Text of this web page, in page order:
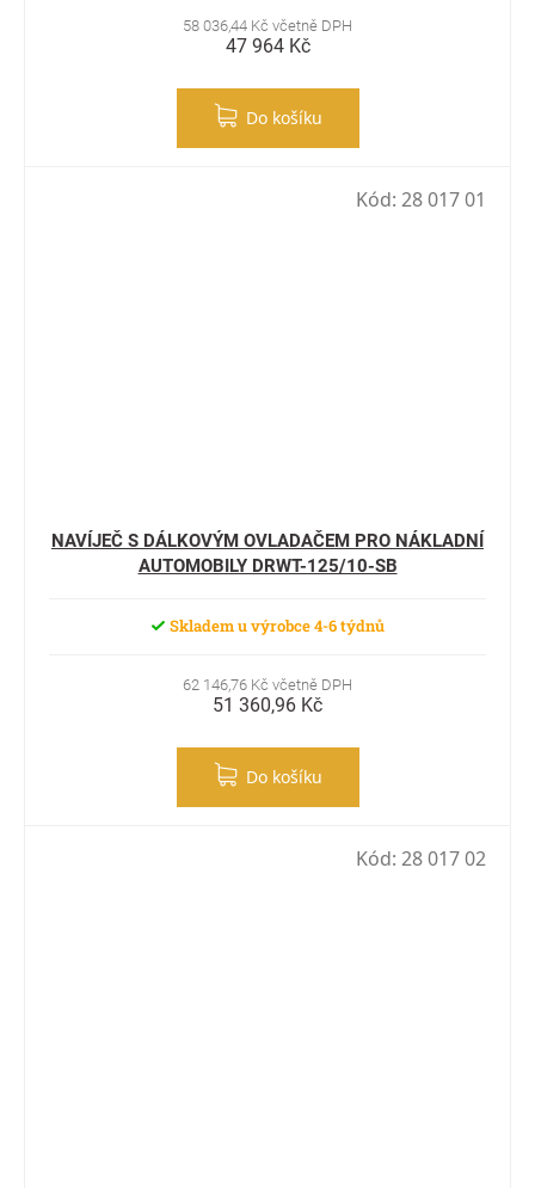
58 036,44 Kč včetně DPH
47 964 Kč
Do košíku
NAVÍJEČ S DÁLKOVÝM OVLADAČEM PRO NÁKLADNÍ
AUTOMOBILY DRWT-125/10-SB
Skladem u výrobce 4-6 týdnů
62 146,76 Kč včetně DPH
51 360,96 Kč
Do košíku
Kód: 28 017 01
Kód: 28 017 02